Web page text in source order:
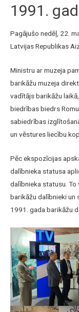
1991.
Pagājušo nedēļ, 22.
Latvijas Republikas
Ministru ar muzeja
barikāžu muzeja
vadītājs barikāžu
biedrības biedrs
sabiedrības
un vēstures liecību
Pēc ekspozīcijas
dalībnieka statusa
dalībnieka statusu.
barikāžu dalībnieki un
1991. gada barikāžu